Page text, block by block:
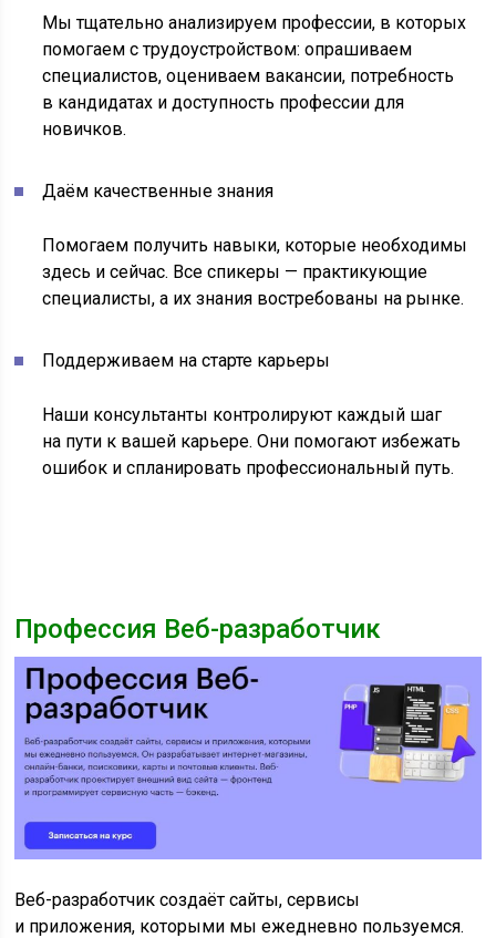
Мы тщательно анализируем профессии, в которых
помогаем с трудоустройством: опрашиваем
специалистов, оцениваем вакансии, потребность
в кандидатах и доступность профессии для
новичков.
Даём качественные знания
Помогаем получить навыки, которые необходимы
здесь и сейчас. Все спикеры — практикующие
специалисты, а их знания востребованы на рынке.
Поддерживаем на старте карьеры
Наши консультанты контролируют каждый шаг
на пути к вашей карьере. Они помогают избежать
ошибок и спланировать профессиональный путь.
Профессия Веб-разработчик
Веб-разработчик создаёт сайты, сервисы
и приложения, которыми мы ежедневно пользуемся.